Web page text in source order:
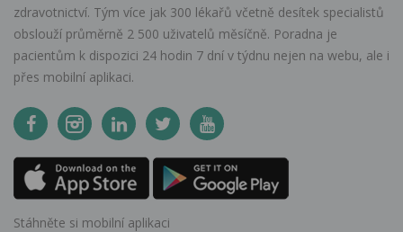
zdravotnictví. Tým více jak 300 lékařů včetně desítek specialistů
obslouží průměrně 2 500 uživatelů měsíčně. Poradna je
pacientům k dispozici 24 hodin 7 dní v týdnu nejen na webu, ale i
přes mobilní aplikaci.
Stáhněte si mobilní aplikaci